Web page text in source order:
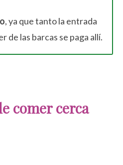
, ya que tanto la entrada
de las barcas se paga allí.
comer cerca